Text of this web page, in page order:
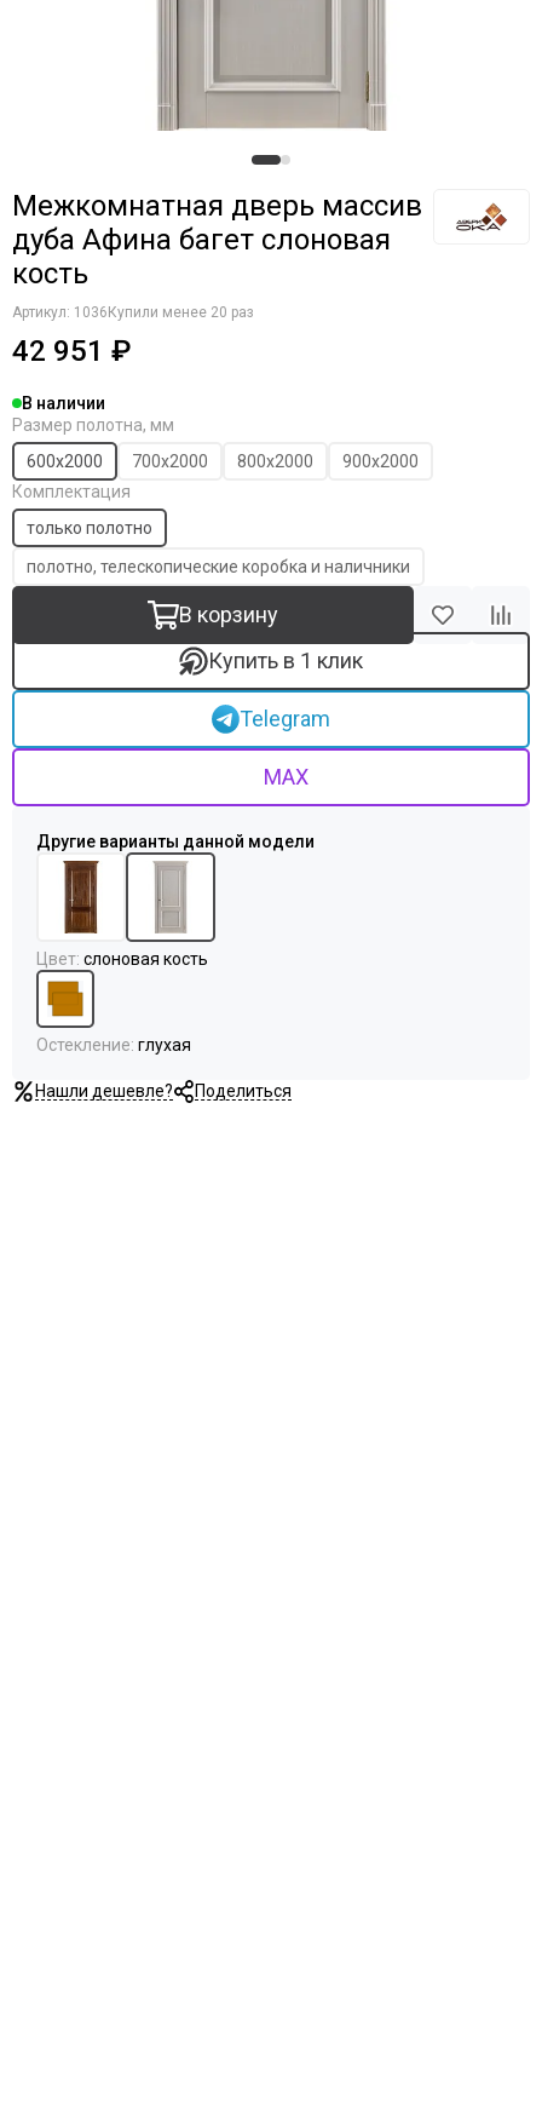
Межкомнатная дверь массив
дуба Афина багет слоновая
кость
Артикул: 1036 Купили менее 20 раз
42 951 ₽
В наличии
Размер полотна, мм
600х2000
700х2000 800х2000
900х2000
Комплектация
только полотно
полотно, телескопические коробка и наличники
В корзину
Купить в 1 клик
Telegram
MAX
Цвет: слоновая кость
Остекление: глухая
Нашли дешевле? Поделиться